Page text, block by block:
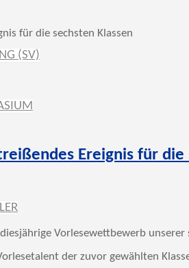
(SV)
Ereignis für die
Vorlesewettbewerb
der zuvor gewählten